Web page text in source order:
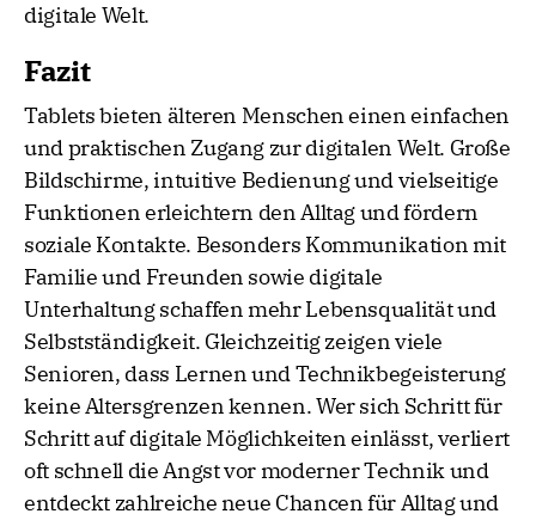
digitale Welt.
Fazit
Tablets bieten älteren Menschen einen einfachen
und praktischen Zugang zur digitalen Welt. Große
Bildschirme, intuitive Bedienung und vielseitige
Funktionen erleichtern den Alltag und fördern
soziale Kontakte. Besonders Kommunikation mit
Familie und Freunden sowie digitale
Unterhaltung schaffen mehr Lebensqualität und
Selbstständigkeit. Gleichzeitig zeigen viele
Senioren, dass Lernen und Technikbegeisterung
keine Altersgrenzen kennen. Wer sich Schritt für
Schritt auf digitale Möglichkeiten einlässt, verliert
oft schnell die Angst vor moderner Technik und
entdeckt zahlreiche neue Chancen für Alltag und